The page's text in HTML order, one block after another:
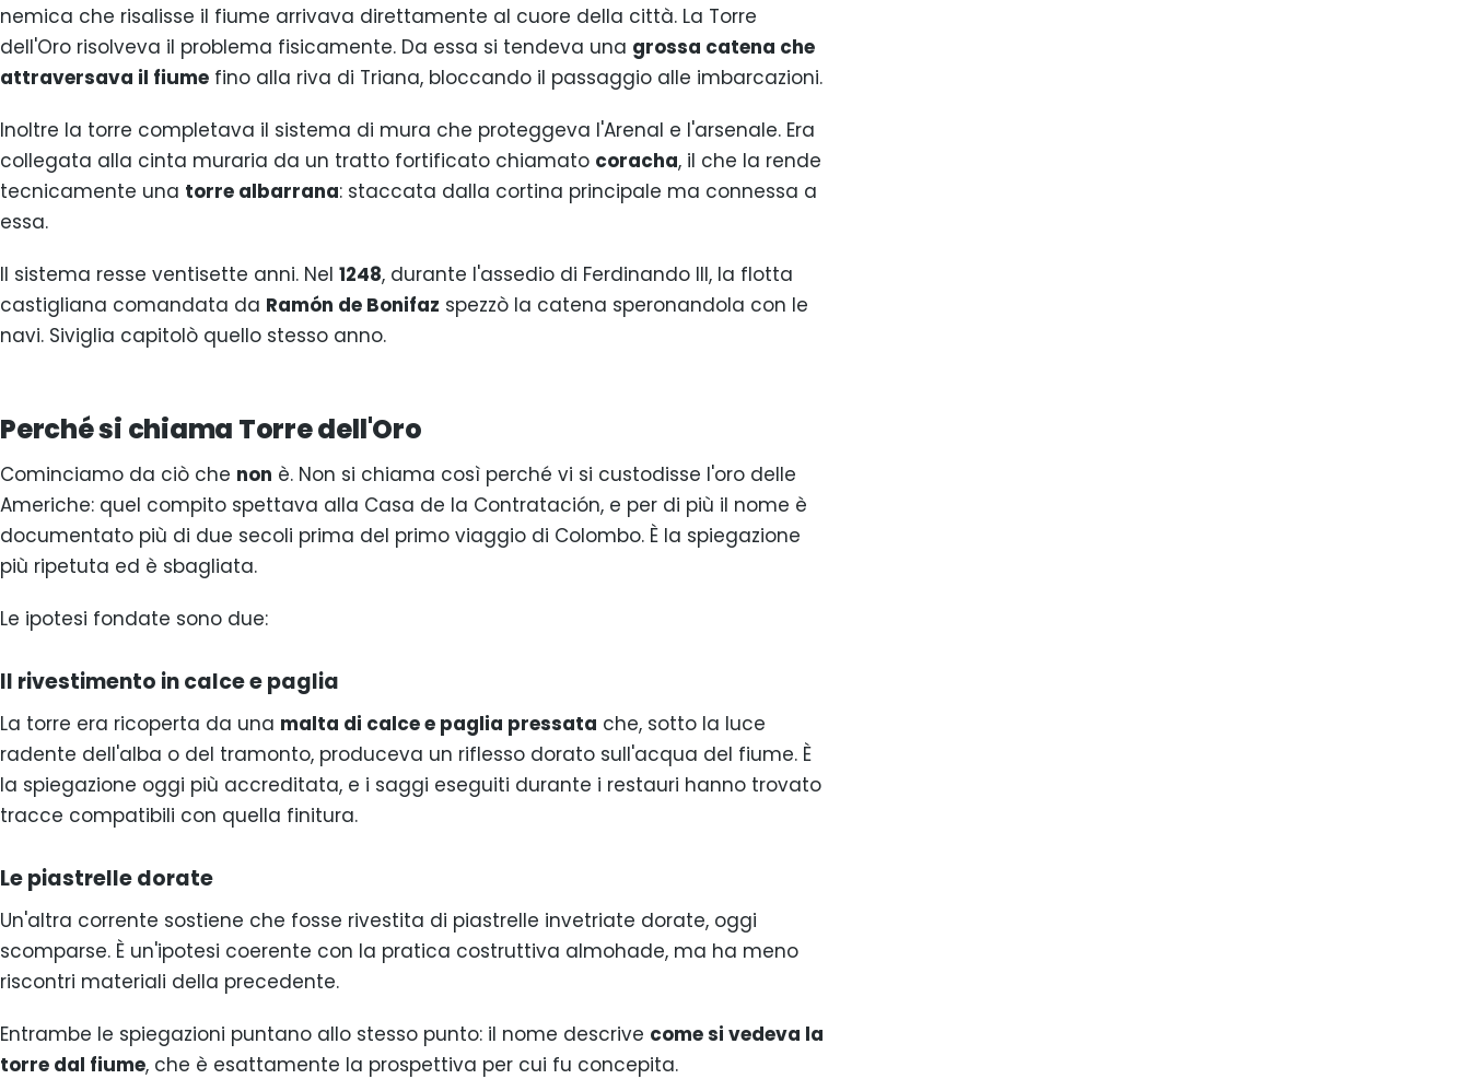
nemica che risalisse il fiume arrivava direttamente al cuore della città. La Torre
dell'Oro risolveva il problema fisicamente. Da essa si tendeva una grossa catena che
attraversava il fiume fino alla riva di Triana, bloccando il passaggio alle imbarcazioni.
Inoltre la torre completava il sistema di mura che proteggeva l'Arenal e l'arsenale. Era
collegata alla cinta muraria da un tratto fortificato chiamato coracha, il che la rende
tecnicamente una torre albarrana: staccata dalla cortina principale ma connessa a
essa.
Il sistema resse ventisette anni. Nel 1248, durante l'assedio di Ferdinando III, la flotta
castigliana comandata da Ramón de Bonifaz spezzò la catena speronandola con le
navi. Siviglia capitolò quello stesso anno.
Perché si chiama Torre dell'Oro
Cominciamo da ciò che non è. Non si chiama così perché vi si custodisse l'oro delle
Americhe: quel compito spettava alla Casa de la Contratación, e per di più il nome è
documentato più di due secoli prima del primo viaggio di Colombo. È la spiegazione
più ripetuta ed è sbagliata.
Le ipotesi fondate sono due:
Il rivestimento in calce e paglia
La torre era ricoperta da una malta di calce e paglia pressata che, sotto la luce
radente dell'alba o del tramonto, produceva un riflesso dorato sull'acqua del fiume. È
la spiegazione oggi più accreditata, e i saggi eseguiti durante i restauri hanno trovato
tracce compatibili con quella finitura.
Le piastrelle dorate
Un'altra corrente sostiene che fosse rivestita di piastrelle invetriate dorate, oggi
scomparse. È un'ipotesi coerente con la pratica costruttiva almohade, ma ha meno
riscontri materiali della precedente.
Entrambe le spiegazioni puntano allo stesso punto: il nome descrive come si vedeva la
torre dal fiume, che è esattamente la prospettiva per cui fu concepita.